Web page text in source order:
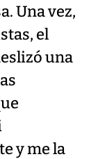
Una vez,
el
una
y me la